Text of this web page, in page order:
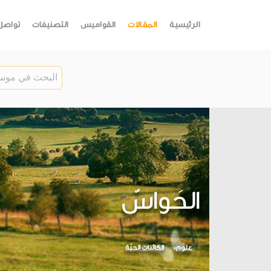
الرئيسية المقالات القواميس التصنيفات
الحَواسّ
علوم الكائنات الحيّة